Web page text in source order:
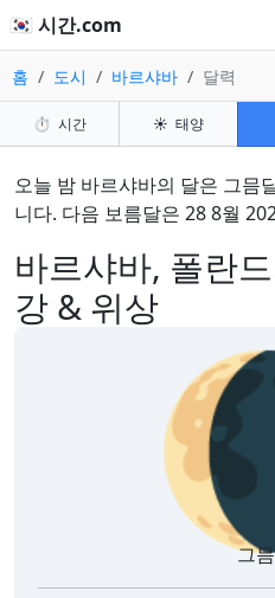
🇰🇷 시간.com
홈 도시 바르샤바 달력
⏱️ 시간 ☀️ 태양
바르샤바, 폴란
강 & 위상
오늘 밤 바르샤바의 달은 그믐
니다. 다음 보름달은 28 8월
그